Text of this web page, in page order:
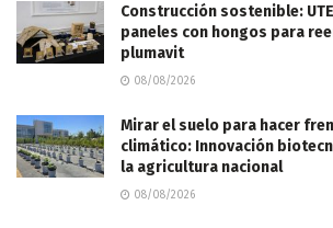
Construcción sostenible:
paneles con hongos para
plumavit
08/08/2026
Mirar el suelo para hacer
climático: Innovación
la agricultura nacional
08/08/2026